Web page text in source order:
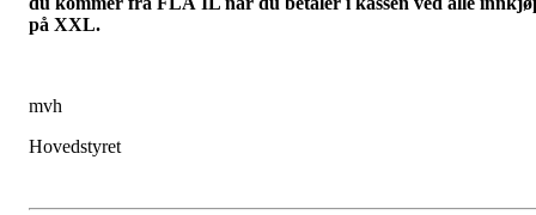
på XXL.
mvh
Hovedstyret